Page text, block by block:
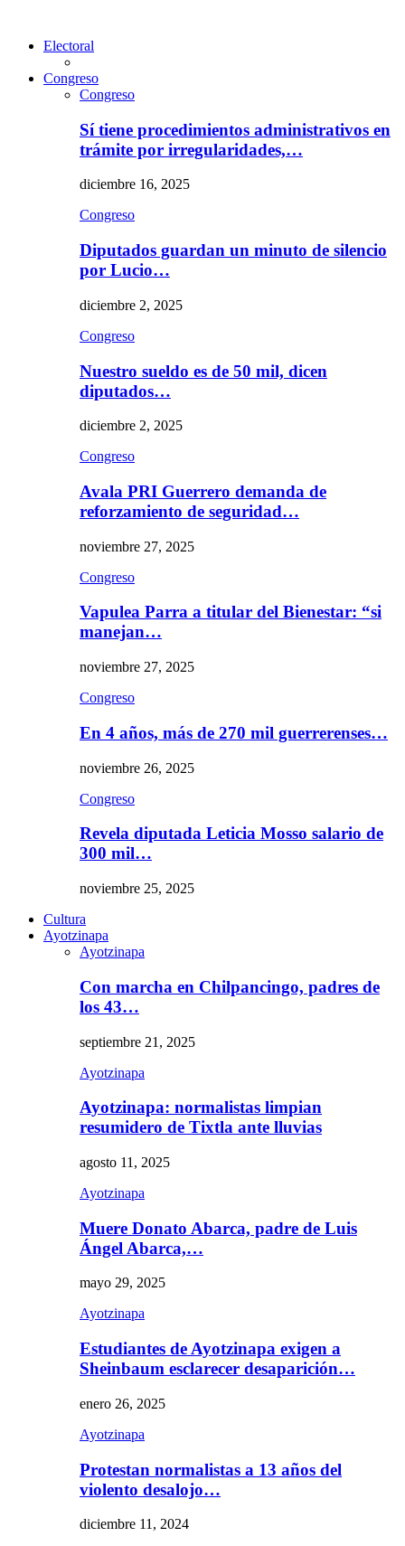
Electoral
Congreso
Congreso
Sí tiene procedimientos administrativos en
trámite por irregularidades,…
diciembre 16, 2025
Congreso
Diputados guardan un minuto de silencio
por Lucio…
diciembre 2, 2025
Congreso
Nuestro sueldo es de 50 mil, dicen
diputados…
diciembre 2, 2025
Congreso
Avala PRI Guerrero demanda de
reforzamiento de seguridad…
noviembre 27, 2025
Congreso
Vapulea Parra a titular del Bienestar: “si
manejan…
noviembre 27, 2025
Congreso
En 4 años, más de 270 mil guerrerenses…
noviembre 26, 2025
Congreso
Revela diputada Leticia Mosso salario de
300 mil…
noviembre 25, 2025
Cultura
Ayotzinapa
Ayotzinapa
Con marcha en Chilpancingo, padres de
los 43…
septiembre 21, 2025
Ayotzinapa
Ayotzinapa: normalistas limpian
resumidero de Tixtla ante lluvias
agosto 11, 2025
Ayotzinapa
Muere Donato Abarca, padre de Luis
Ángel Abarca,…
mayo 29, 2025
Ayotzinapa
Estudiantes de Ayotzinapa exigen a
Sheinbaum esclarecer desaparición…
enero 26, 2025
Ayotzinapa
Protestan normalistas a 13 años del
violento desalojo…
diciembre 11, 2024